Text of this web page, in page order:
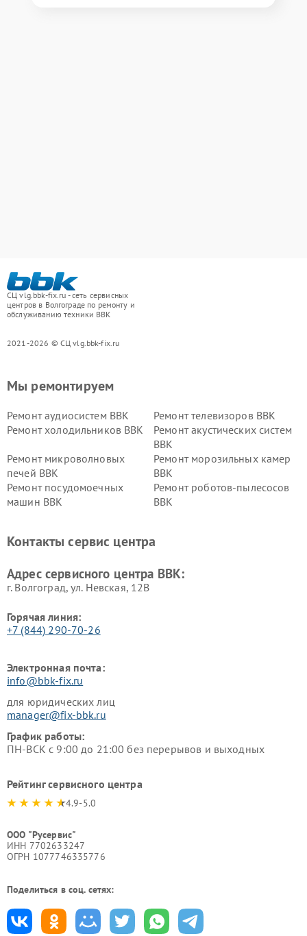
СЦ vlg.bbk-fix.ru - сеть сервисных
центров в Волгограде по ремонту и
обслуживанию техники BBK
2021-2026 © СЦ vlg.bbk-fix.ru
Мы ремонтируем
Ремонт аудиосистем BBK
Ремонт телевизоров BBK
Ремонт холодильников BBK
Ремонт акустических систем
BBK
Ремонт микроволновых
печей BBK
Ремонт морозильных камер
BBK
Ремонт посудомоечных
машин BBK
Ремонт роботов-пылесосов
BBK
Ремонт винных шкафов BBK
Контакты сервис центра
Адрес сервисного центра BBK:
г. Волгоград, ул. Невская, 12В
Горячая линия:
+7 (844) 290-70-26
Электронная почта:
info@bbk-fix.ru
для юридических лиц
manager@fix-bbk.ru
График работы:
ПН-ВСК с 9:00 до 21:00 без перерывов и выходных
Рейтинг сервисного центра
4.9-5.0
ООО "Русервис"
ИНН 7702633247
ОГРН 1077746335776
Поделиться в соц. сетях: